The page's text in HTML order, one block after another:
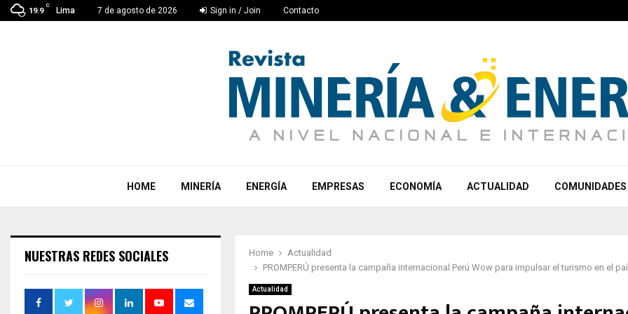
19.9
C
Lima 7 de agosto de 2026 Sign in / Join Contacto
HOME MINERÍA ENERGÍA EMPRESAS ECONOMÍA ACTUALIDAD COMUNIDADES
Home
Actualidad
PROMPERÚ presenta la campaña internacional Perú Wow para impulsar el turismo en el
Actualidad
NUESTRAS REDES SOCIALES